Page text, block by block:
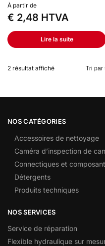
À partir de
€ 2,48 HTVA
Lire la suite
2 résultat affiché
NOS CATÉGORIES
Accessoires de nettoyage
Caméra d’inspection de
Connectiques et
Détergents
Produits techniques
NOS SERVICES
Service de réparation
Flexible hydraulique sur